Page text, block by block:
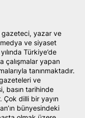
gazeteci, yazar ve
ve siyaset
Türkiye’de
çalışmalar yapan
tanınmaktadır.
ve
basın tarihinde
Çok dilli bir yayın
bünyesindeki